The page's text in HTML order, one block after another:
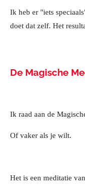
Ik heb er "iets
doet dat zelf. Het
De Magische
Ik raad aan de
Of vaker als je wilt.
Het is een meditatie